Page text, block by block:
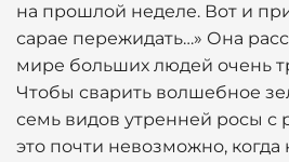
на прошлой неделе. Вот и
сарае пережидать…» Она
мире больших людей очень
Чтобы сварить волшебное
семь видов утренней росы с
это почти невозможно, когда